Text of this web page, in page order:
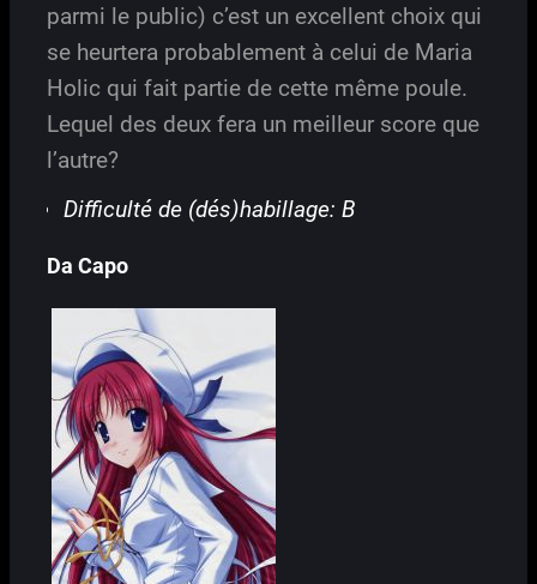
parmi le public) c’est un excellent choix qui
se heurtera probablement à celui de Maria
Holic qui fait partie de cette même poule.
Lequel des deux fera un meilleur score que
l’autre?
Difficulté de (dés)habillage: B
Da Capo